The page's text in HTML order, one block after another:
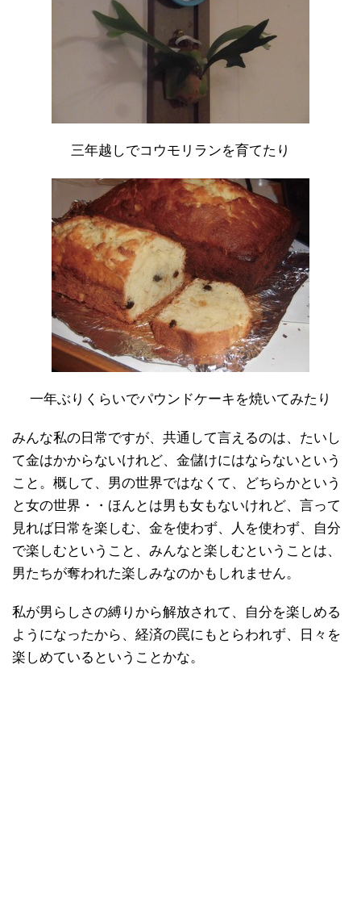
三年越しでコウモリランを育てたり
一年ぶりくらいでパウンドケーキを焼いてみたり
みんな私の日常ですが、共通して言えるのは、たいし
て金はかからないけれど、金儲けにはならないという
こと。概して、男の世界ではなくて、どちらかという
と女の世界・・ほんとは男も女もないけれど、言って
見れば日常を楽しむ、金を使わず、人を使わず、自分
で楽しむということ、みんなと楽しむということは、
男たちが奪われた楽しみなのかもしれません。
私が男らしさの縛りから解放されて、自分を楽しめる
ようになったから、経済の罠にもとらわれず、日々を
楽しめているということかな。